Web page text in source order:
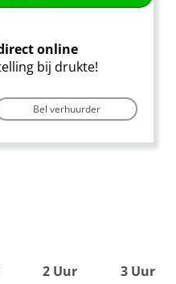
online
bij drukte!
Bel verhuurder
2 Uur
3 Uur